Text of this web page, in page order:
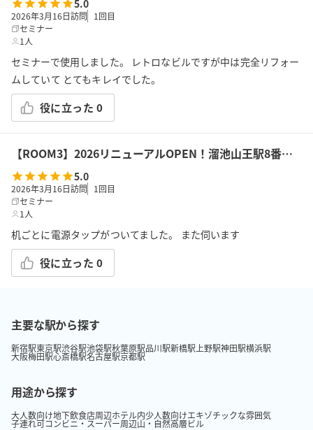
5.0
2026年3月16日訪問 1 回目
セミナー
1人
セミナーで使用しました。 レトロなビルですが中は完全リフォー
ムしていて とてもキレイでした。
役に立った 0
【ROOM3】2026リニューアルOPEN！溜池山王駅8番出口３分の好立地！！室内完全リノベーション済プロジェクター完備 遮音工事済 最大22人利用できます
5.0
2026年3月16日訪問 1 回目
セミナー
1人
机ごとに電源タップがついてました。 また伺います
役に立った 0
主要な駅から探す
新宿駅東京駅渋谷駅池袋駅秋葉原駅品川駅新橋駅 上野駅神田駅横浜駅
大阪梅田駅心斎橋駅名古屋駅京都駅
用途から探す
大人数向け地下飲食店周辺ホテル内少人数向けエキゾチックな雰囲気
子連れ可コンビニ・スーパー周辺山・自然高層ビル